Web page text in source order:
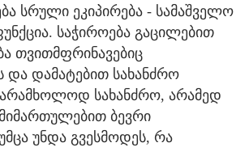
სრული ეკიპირება - სამაშველო
საჭიროება გაცილებით
თვითმფრინავებიც
და დამატებით სახანძრო
არამხოლოდ სახანძრო, არამედ
ბევრი
უნდა გვესმოდეს, რა